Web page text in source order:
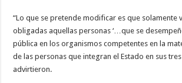
“Lo que se pretende modificar es que solamente
obligadas aquellas personas ‘…que se
pública en los organismos competentes en la
de las personas que integran el Estado en sus
advirtieron.